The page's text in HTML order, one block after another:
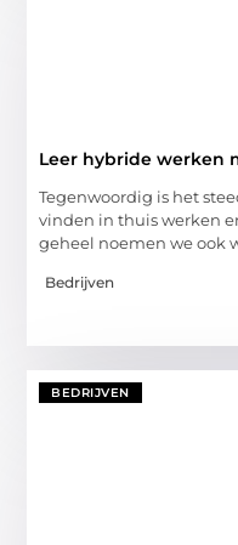
Leer hybride werken
Tegenwoordig is het
vinden in thuis werken
geheel noemen we ook
Bedrijven
BEDRIJVEN